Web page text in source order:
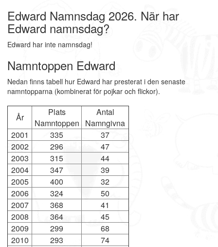
Edward Namnsdag 2026. När har
Edward namnsdag?
Edward har inte namnsdag!
Namntoppen Edward
Nedan finns tabell hur Edward har presterat i den senaste
namntopparna (kombinerat för pojkar och flickor).
År
Plats
Namntoppen
Antal
Namngivna
2001
335
37
2002
296
47
2003
315
44
2004
347
39
2005
400
32
2006
324
50
2007
368
41
2008
364
45
2009
299
68
2010
293
74